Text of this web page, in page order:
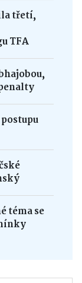
třetí,
TFA
téma se